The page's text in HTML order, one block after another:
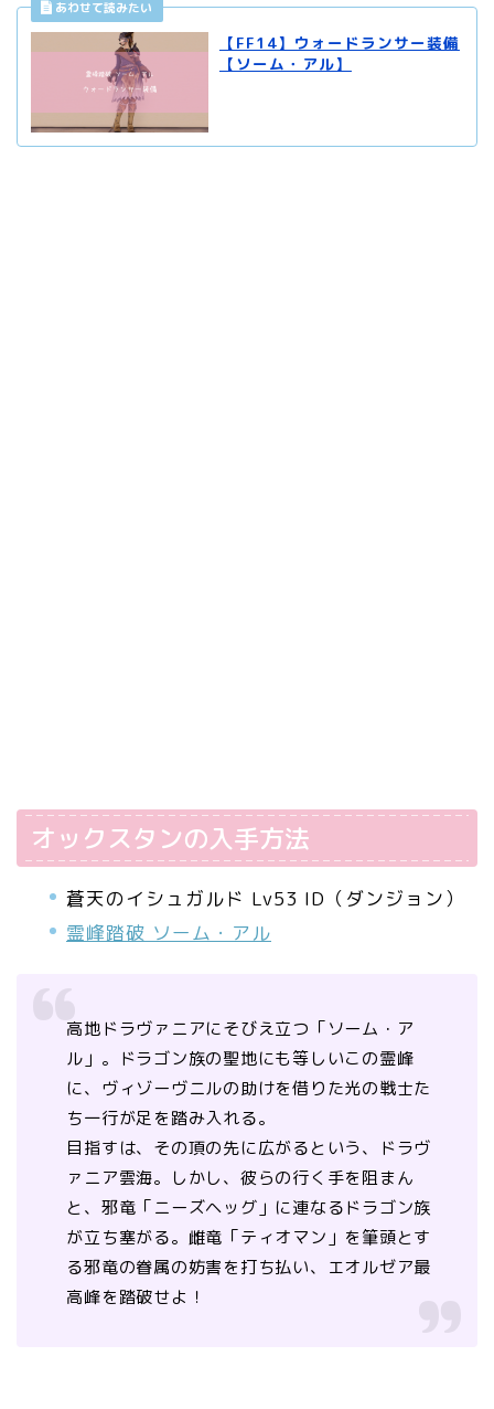
【FF14】ウォードランサー装備
【ソーム・アル】
オックスタンの入手方法
蒼天のイシュガルド Lv53 ID（ダンジョン）
霊峰踏破 ソーム・アル
高地ドラヴァニアにそびえ立つ「ソーム・ア
ル」。ドラゴン族の聖地にも等しいこの霊峰
に、ヴィゾーヴニルの助けを借りた光の戦士た
ち一行が足を踏み入れる。
目指すは、その頂の先に広がるという、ドラヴ
ァニア雲海。しかし、彼らの行く手を阻まん
と、邪竜「ニーズヘッグ」に連なるドラゴン族
が立ち塞がる。雌竜「ティオマン」を筆頭とす
る邪竜の眷属の妨害を打ち払い、エオルゼア最
高峰を踏破せよ！